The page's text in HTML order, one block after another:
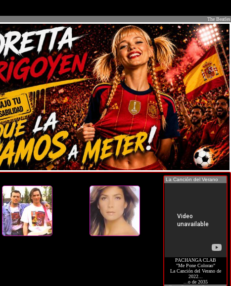
The Beatles
La Canción del Verano
PACHANGA CLAB
"Me Pone Colorao"
La Canción del Verano de
2022...
...o de 2035